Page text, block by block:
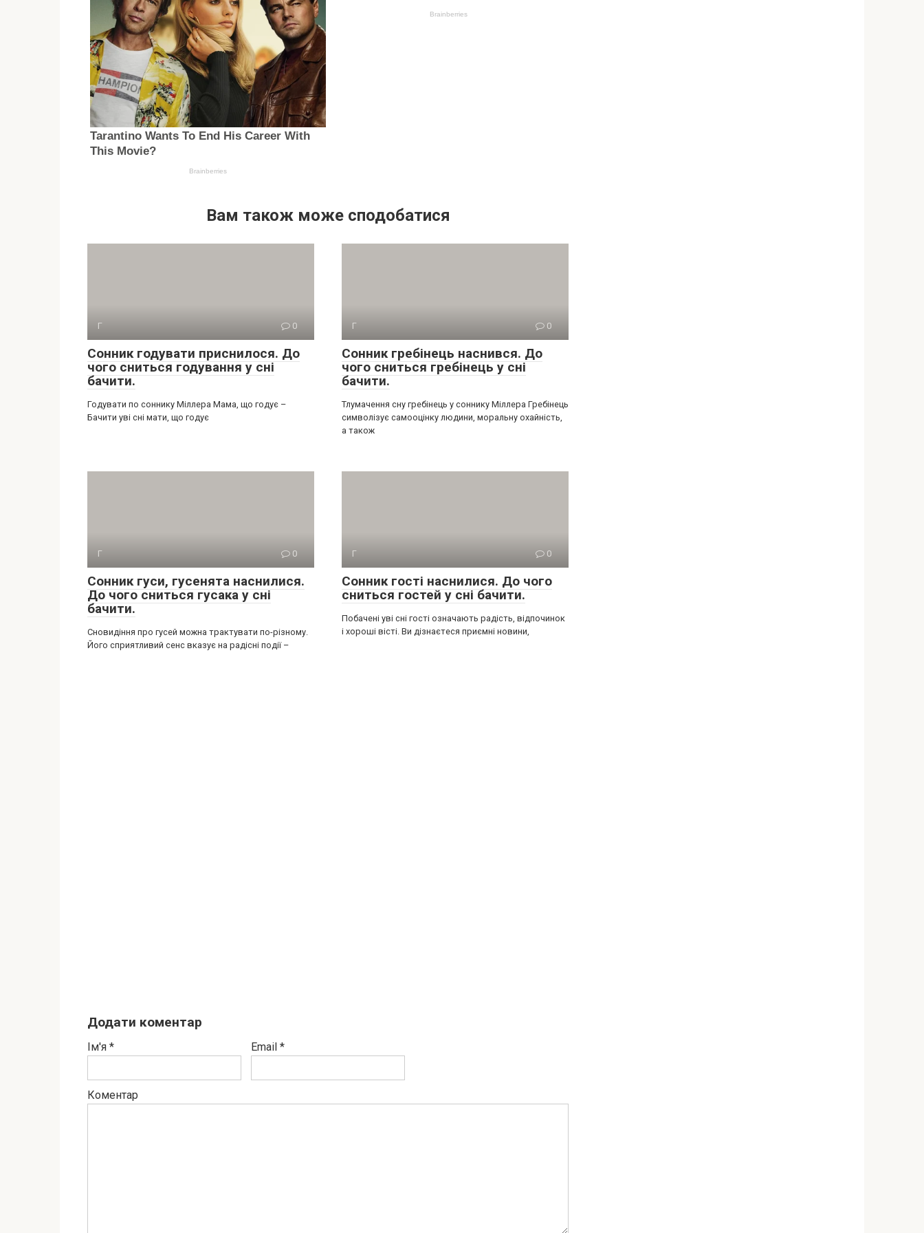
Вам також може сподобатися
Г 0
Сонник годувати приснилося. До
чого сниться годування у сні
бачити.
Годувати по соннику Міллера Мама, що годує –
Бачити уві сні мати, що годує
Г 0
Сонник гребінець наснився. До
чого сниться гребінець у сні
бачити.
Тлумачення сну гребінець у соннику Міллера Гребінець
символізує самооцінку людини, моральну охайність,
а також
Г 0
Сонник гуси, гусенята наснилися.
До чого сниться гусака у сні
бачити.
Сновидіння про гусей можна трактувати по-різному.
Його сприятливий сенс вказує на радісні події –
Г 0
Сонник гості наснилися. До чого
сниться гостей у сні бачити.
Побачені уві сні гості означають радість, відпочинок
і хороші вісті. Ви дізнаєтеся приємні новини,
Додати коментар
Ім'я * Email *
Коментар